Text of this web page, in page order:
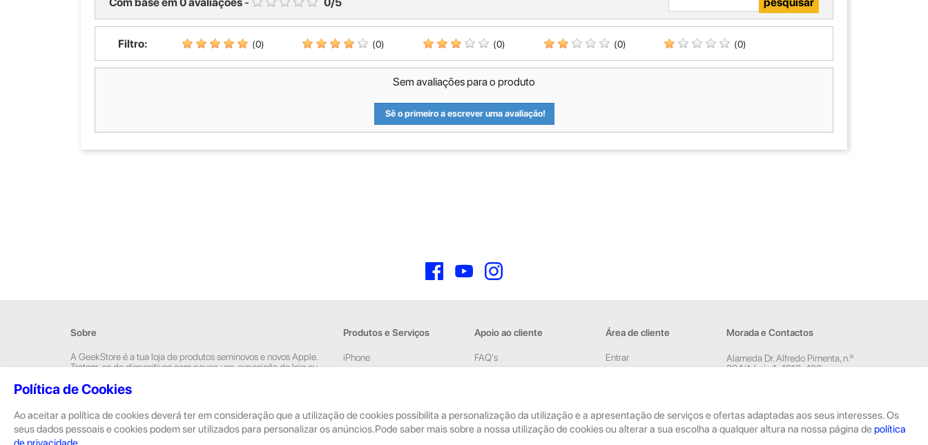
Política de Cookies
Ao aceitar a política de cookies deverá ter em consideração que a utilização de cookies possibilita a personalização da utilização e a apresentação de serviços e ofertas adaptadas aos seus interesses. Os
seus dados pessoais e cookies podem ser utilizados para personalizar os anúncios.Pode saber mais sobre a nossa utilização de cookies ou alterar a sua escolha a qualquer altura na nossa página de política
Filtro: (0) (0) (0) (0) (0)
Sem avaliações para o produto
Sê o primeiro a escrever uma avaliação!
FacebookYouTube
Sobre
A GeekStore é a tua loja de produtos seminovos e novos Apple.
Tratam-se de dispositivos com pouco uso, exposição de loja ou
Os seminovos são sempre sujeitos a uma inspeção rigorosa pelas
Produtos e Serviços
iPhone
Reparações
Retomas
Apoio ao cliente
FAQ's
Política de Privacidade
Faturação, Pagamento e
Área de cliente
Entrar
Morada e Contactos
Alameda Dr. Alfredo Pimenta, n.º
204/A Loja 1, 4810-420
geral@geekstore.pt
253 715 974